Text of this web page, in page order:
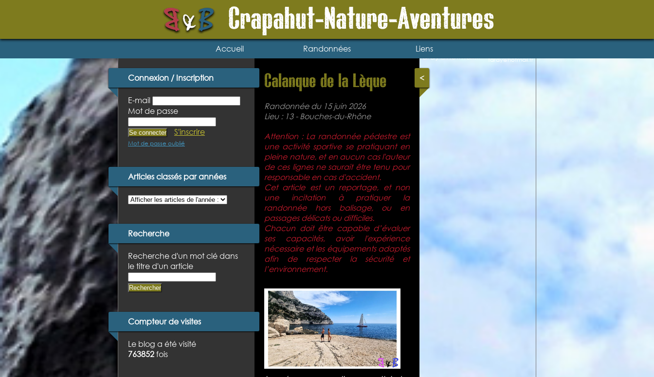
Crapahut-Nature-Aventures
Accueil Randonnées Liens
Connexion / Inscription
E-mail
Mot de passe
S'inscrire
Mot de passe oublié
Articles classés par années
Recherche
Recherche d'un mot clé dans
le titre d'un article
Compteur de visites
Le blog a été visité
763852fois
<
Calanque de la Lèque
Randonnée du 15 juin 2026
Lieu : 13 - Bouches-du-Rhône
Attention : La randonnée pédestre est
une activité sportive se pratiquant en
pleine nature, et en aucun cas l'auteur
de ces lignes ne saurait être tenu pour
responsable en cas d'accident.
Cet article est un reportage, et non
une incitation à pratiquer la
randonnée hors balisage, ou en
passages délicats ou difficiles.
Chacun doit être capable d’évaluer
ses capacités, avoir l'expérience
nécessaire et les équipements adaptés
afin de respecter la sécurité et
l’environnement.
Mentions légales
Liens
Blog réalisé par
laurent-
tardy@hotmail.fr
Laurent TARDY
tardy@hotmail.fr